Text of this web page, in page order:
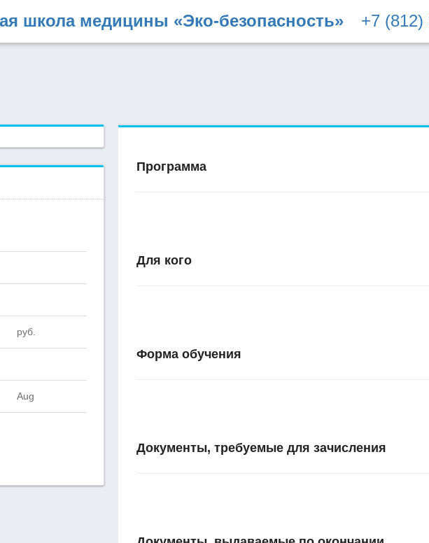
школа медицины «Эко-безопасность» +7 (812)
руб.
Aug
Программа
Для кого
Форма обучения
Документы, требуемые для зачисления